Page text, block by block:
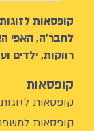
קופסאות
לחבר’ה, האפי
רווקות, ילדים
קופסאות
קופסאות לזוגות
קופסאות